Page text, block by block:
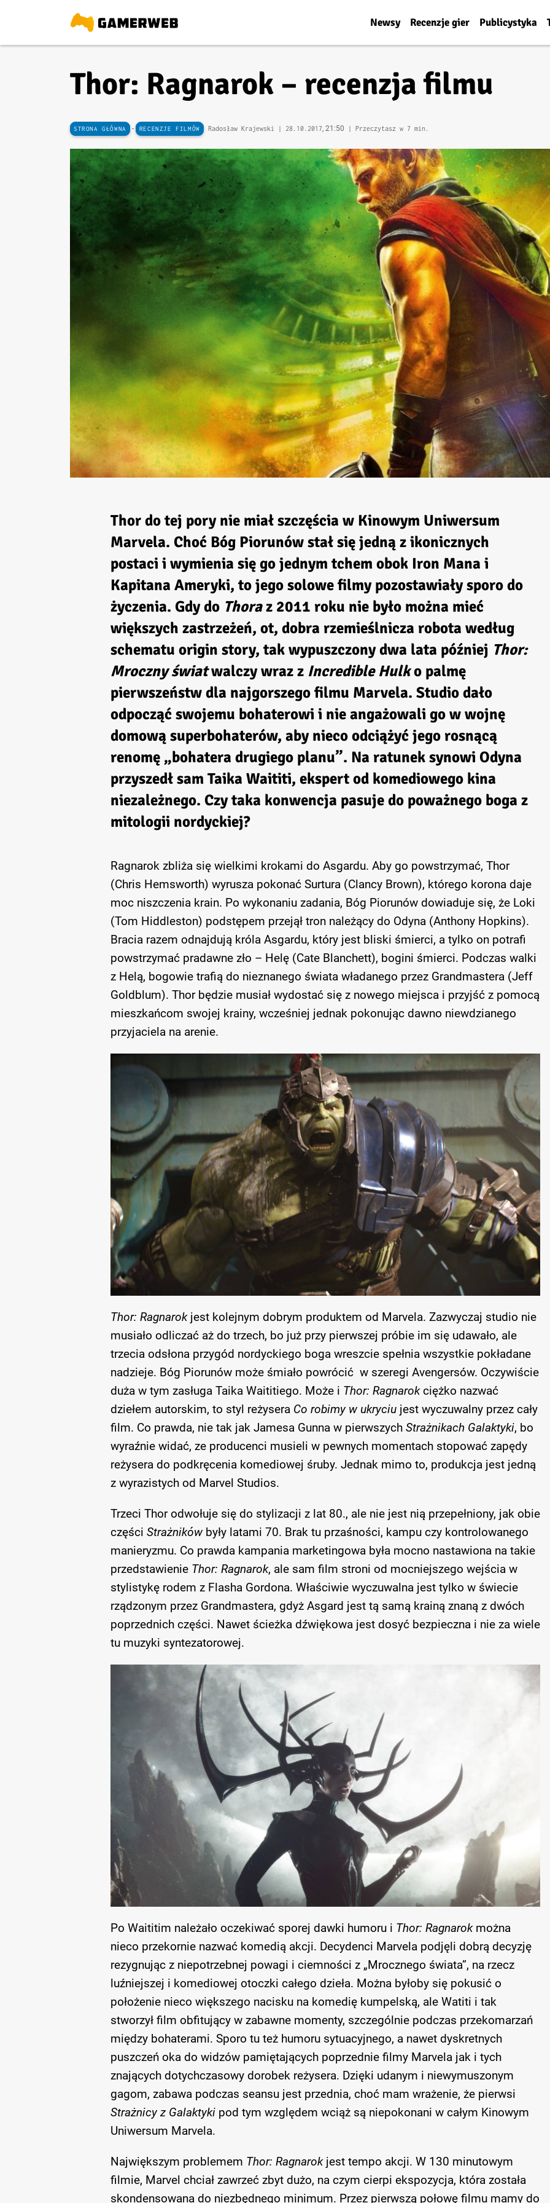
Newsy Recenzje gier Publicystyka
Thor: Ragnarok – recenzja filmu
STRONA GŁÓWNA - RECENZJE FILMÓW Radosław Krajewski | 28.10.2017, 21:50 | Przeczytasz w 7 min.
Thor do tej pory nie miał szczęścia w Kinowym Uniwersum
Marvela. Choć Bóg Piorunów stał się jedną z ikonicznych
postaci i wymienia się go jednym tchem obok Iron Mana i
Kapitana Ameryki, to jego solowe filmy pozostawiały sporo do
życzenia. Gdy do Thoraz 2011 roku nie było można mieć
większych zastrzeżeń, ot, dobra rzemieślnicza robota według
schematu origin story, tak wypuszczony dwa lata później Thor:
Mroczny światwalczy wraz z Incredible Hulko palmę
pierwszeństw dla najgorszego filmu Marvela. Studio dało
odpocząć swojemu bohaterowi i nie angażowali go w wojnę
domową superbohaterów, aby nieco odciążyć jego rosnącą
renomę „bohatera drugiego planu”. Na ratunek synowi Odyna
przyszedł sam Taika Waititi, ekspert od komediowego kina
niezależnego. Czy taka konwencja pasuje do poważnego boga z
mitologii nordyckiej?
Ragnarok zbliża się wielkimi krokami do Asgardu. Aby go powstrzymać, Thor
(Chris Hemsworth) wyrusza pokonać Surtura (Clancy Brown), którego korona daje
moc niszczenia krain. Po wykonaniu zadania, Bóg Piorunów dowiaduje się, że Loki
(Tom Hiddleston) podstępem przejął tron należący do Odyna (Anthony Hopkins).
Bracia razem odnajdują króla Asgardu, który jest bliski śmierci, a tylko on potrafi
powstrzymać pradawne zło – Helę (Cate Blanchett), bogini śmierci. Podczas walki
z Helą, bogowie trafią do nieznanego świata władanego przez Grandmastera (Jeff
Goldblum). Thor będzie musiał wydostać się z nowego miejsca i przyjść z pomocą
mieszkańcom swojej krainy, wcześniej jednak pokonując dawno niewdzianego
przyjaciela na arenie.
Thor: Ragnarokjest kolejnym dobrym produktem od Marvela. Zazwyczaj studio nie
musiało odliczać aż do trzech, bo już przy pierwszej próbie im się udawało, ale
trzecia odsłona przygód nordyckiego boga wreszcie spełnia wszystkie pokładane
nadzieje. Bóg Piorunów może śmiało powrócić w szeregi Avengersów. Oczywiście
duża w tym zasługa Taika Waititiego. Może i Thor: Ragnarokciężko nazwać
dziełem autorskim, to styl reżysera Co robimy w ukryciujest wyczuwalny przez cały
film. Co prawda, nie tak jak Jamesa Gunna w pierwszych Strażnikach Galaktyki, bo
wyraźnie widać, ze producenci musieli w pewnych momentach stopować zapędy
reżysera do podkręcenia komediowej śruby. Jednak mimo to, produkcja jest jedną
z wyrazistych od Marvel Studios.
Trzeci Thor odwołuje się do stylizacji z lat 80., ale nie jest nią przepełniony, jak obie
części Strażnikówbyły latami 70. Brak tu przaśności, kampu czy kontrolowanego
manieryzmu. Co prawda kampania marketingowa była mocno nastawiona na takie
przedstawienie Thor: Ragnarok, ale sam film stroni od mocniejszego wejścia w
stylistykę rodem z Flasha Gordona. Właściwie wyczuwalna jest tylko w świecie
rządzonym przez Grandmastera, gdyż Asgard jest tą samą krainą znaną z dwóch
poprzednich części. Nawet ścieżka dźwiękowa jest dosyć bezpieczna i nie za wiele
tu muzyki syntezatorowej.
Po Waititim należało oczekiwać sporej dawki humoru i Thor: Ragnarokmożna
nieco przekornie nazwać komedią akcji. Decydenci Marvela podjęli dobrą decyzję
rezygnując z niepotrzebnej powagi i ciemności z „Mrocznego świata”, na rzecz
luźniejszej i komediowej otoczki całego dzieła. Można byłoby się pokusić o
położenie nieco większego nacisku na komedię kumpelską, ale Watiti i tak
stworzył film obfitujący w zabawne momenty, szczególnie podczas przekomarzań
między bohaterami. Sporo tu też humoru sytuacyjnego, a nawet dyskretnych
puszczeń oka do widzów pamiętających poprzednie filmy Marvela jak i tych
znających dotychczasowy dorobek reżysera. Dzięki udanym i niewymuszonym
gagom, zabawa podczas seansu jest przednia, choć mam wrażenie, że pierwsi
Strażnicy z Galaktykipod tym względem wciąż są niepokonani w całym Kinowym
Uniwersum Marvela.
Największym problemem Thor: Ragnarokjest tempo akcji. W 130 minutowym
filmie, Marvel chciał zawrzeć zbyt dużo, na czym cierpi ekspozycja, która została
skondensowana do niezbędnego minimum. Przez pierwszą połowę filmu mamy do